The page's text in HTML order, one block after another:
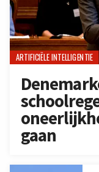
ARTIFICIËLE INTELLIGENTIE
gaan